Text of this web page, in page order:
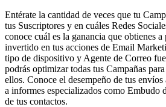
Entérate la cantidad de veces que tu
tus Suscriptores y en cuáles Redes
conoce cuál es la ganancia que obtienes
invertido en tus acciones de Email
tipo de dispositivo y Agente de Correo
podrás optimizar todas tus Campañas
ellos. Conoce el desempeño de tus
a informes especializados como Embudo
de tus contactos.